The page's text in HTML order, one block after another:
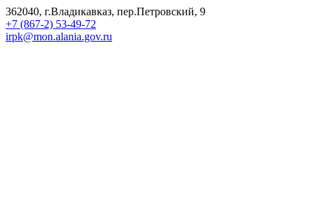
362040, г.Владикавказ, пер.Петровский, 9
+7 (867-2) 53-49-72
irpk@mon.alania.gov.ru